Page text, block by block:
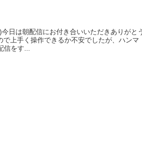
は朝と昼の配信にお付き合いいただきあり